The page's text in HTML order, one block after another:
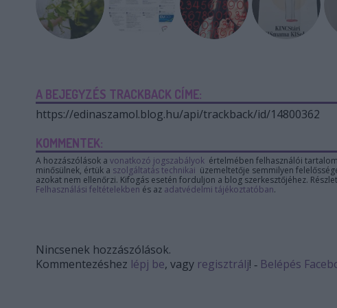
A BEJEGYZÉS TRACKBACK CÍME:
https://edinaszamol.blog.hu/api/trackback/id/14800362
KOMMENTEK:
A hozzászólások a vonatkozó jogszabályokértelmében felhasználói
minősülnek, értük a szolgáltatás technikai üzemeltetője semmilyen
azokat nem ellenőrzi. Kifogás esetén forduljon a blog szerkesztőjéhez.
Felhasználási feltételekben és az adatvédelmi tájékoztatóban.
Nincsenek hozzászólások.
Kommentezéshez lépj be, vagy regisztrálj! ‐ Belépés